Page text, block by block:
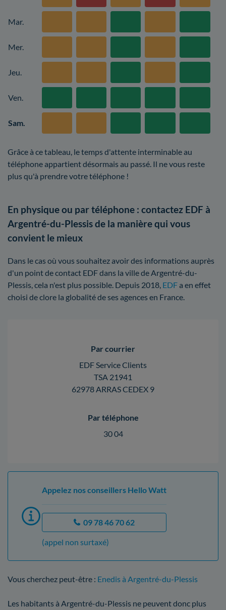
Mar.
Mer.
Jeu.
Ven.
Sam.
Grâce à ce tableau, le temps d'attente interminable au
téléphone appartient désormais au passé. Il ne vous reste
plus qu'à prendre votre téléphone !
En physique ou par téléphone : contactez EDF à
Argentré-du-Plessis de la manière qui vous
convient le mieux
Dans le cas où vous souhaitez avoir des informations auprès
d'un point de contact EDF dans la ville de Argentré-du-
Plessis, cela n'est plus possible. Depuis 2018, EDFa en effet
choisi de clore la globalité de ses agences en France.
Par courrier
EDF Service Clients
TSA 21941
62978 ARRAS CEDEX 9
Par téléphone
30 04
Appelez nos conseillers Hello Watt
09 78 46 70 62
(appel non surtaxé)
Vous cherchez peut-être : Enedis à Argentré-du-Plessis
Les habitants à Argentré-du-Plessis ne peuvent donc plus